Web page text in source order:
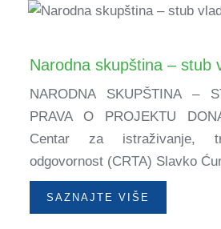
Narodna skupština – stub
NARODNA SKUPŠTINA –
PRAVA O PROJEKTU
Centar za istraživanje,
odgovornost (CRTA) Slavko
SAZNAJTE VIŠE